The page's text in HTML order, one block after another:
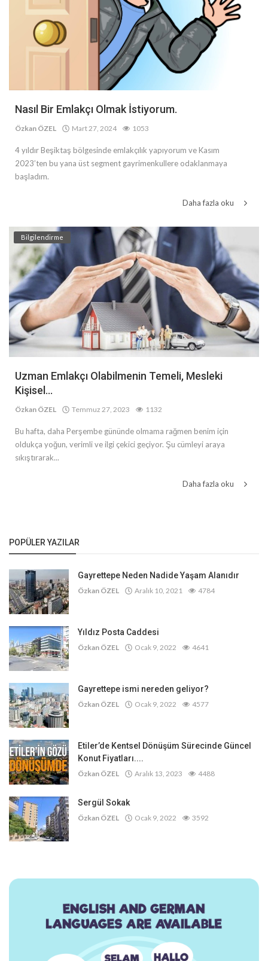
Nasıl Bir Emlakçı Olmak İstiyorum.
Özkan ÖZEL Mart 27, 2024 1053
4 yıldır Beşiktaş bölgesinde emlakçılık yapıyorum ve Kasım
2023’ten bu yana üst segment gayrimenkullere odaklanmaya
başladım.
Daha fazla oku
Bilgilendirme
Uzman Emlakçı Olabilmenin Temeli, Mesleki
Kişisel...
Özkan ÖZEL Temmuz 27, 2023 1132
Bu hafta, daha Perşembe gününde olmama rağmen benim için
oldukça yoğun, verimli ve ilgi çekici geçiyor. Şu cümleyi araya
sıkıştırarak...
Daha fazla oku
POPÜLER YAZILAR
Gayrettepe Neden Nadide Yaşam Alanıdır
Özkan ÖZEL Aralık 10, 2021 4784
Yıldız Posta Caddesi
Özkan ÖZEL Ocak 9, 2022 4641
Gayrettepe ismi nereden geliyor?
Özkan ÖZEL Ocak 9, 2022 4577
Etiler’de Kentsel Dönüşüm Sürecinde Güncel
Konut Fiyatları....
Özkan ÖZEL Aralık 13, 2023 4488
Sergül Sokak
Özkan ÖZEL Ocak 9, 2022 3592